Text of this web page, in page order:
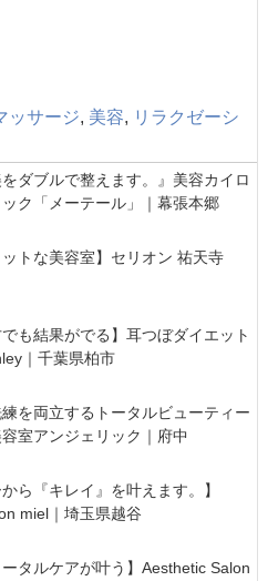
ッサージ 美容
リラクゼーシ
をダブルで整えます。』美容カイロ
ク「メーテール」｜幕張本郷
ットな美容室】セリオン 祐天寺
でも結果がでる】耳つぼダイエット
｜千葉県柏市
練を両立するトータルビューティー
室アンジェリック｜府中
から『キレイ』を叶えます。】
miel｜埼玉県越谷
ータルケアが叶う】Aesthetic Salon